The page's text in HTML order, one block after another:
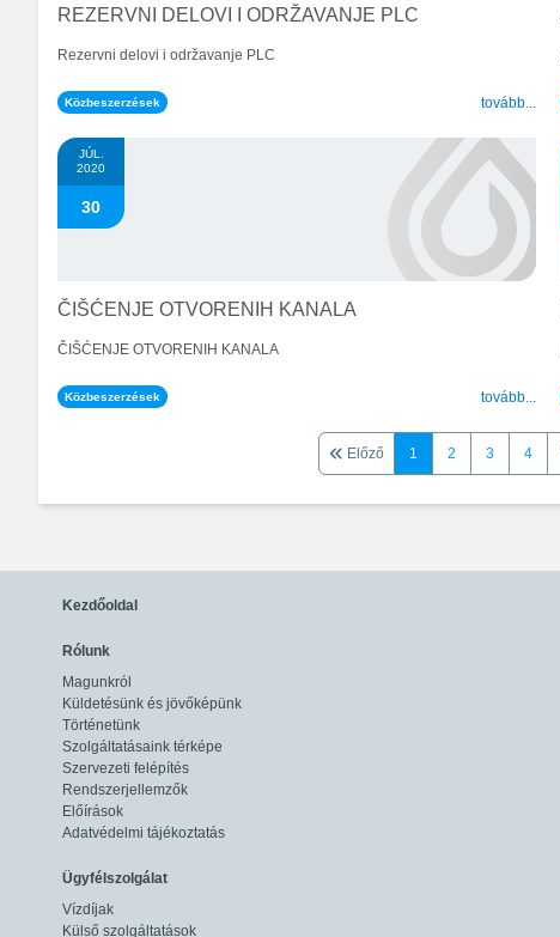
REZERVNI DELOVI I ODRŽAVANJE PLC
Rezervni delovi i održavanje PLC
Közbeszerzések tovább...
JÚL.
2020
30
ČIŠĆENJE OTVORENIH KANALA
ČIŠĆENJE OTVORENIH KANALA
Közbeszerzések tovább...
Előző 1 2 3 4
Kezdőoldal
Rólunk
Magunkról
Küldetésünk és jövőképünk
Történetünk
Szolgáltatásaink térképe
Szervezeti felépítés
Rendszerjellemzők
Előírások
Adatvédelmi tájékoztatás
Ügyfélszolgálat
Vízdíjak
Külső szolgáltatások